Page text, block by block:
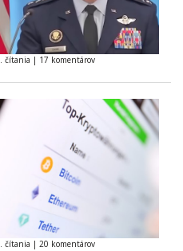
čítania | 17 komentárov
čítania | 20 komentárov